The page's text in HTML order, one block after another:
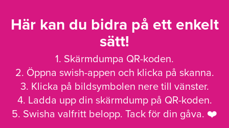
Här kan du bidra på ett enkelt
sätt!
1. Skärmdumpa QR-koden.
2. Öppna swish-appen och klicka på skanna.
3. Klicka på bildsymbolen nere till vänster.
4. Ladda upp din skärmdump på QR-koden.
5. Swisha valfritt belopp. Tack för din gåva. ❤️